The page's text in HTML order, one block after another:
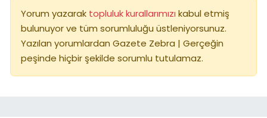
Yorum yazarak topluluk kurallarımızı kabul etmiş
bulunuyor ve tüm sorumluluğu üstleniyorsunuz.
Yazılan yorumlardan Gazete Zebra | Gerçeğin
peşinde hiçbir şekilde sorumlu tutulamaz.